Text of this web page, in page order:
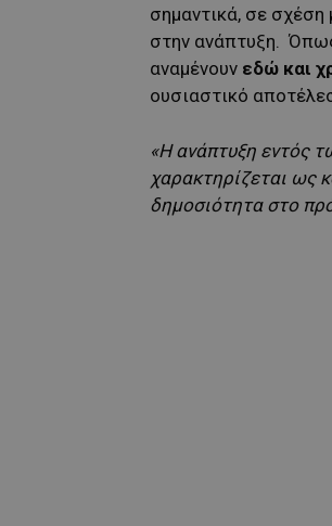
σημαντικά, σε σχέση
στην ανάπτυξη. Όπως
αναμένουν εδώ και
ουσιαστικό
«Η ανάπτυξη εντός
χαρακτηρίζεται ως
δημοσιότητα στο